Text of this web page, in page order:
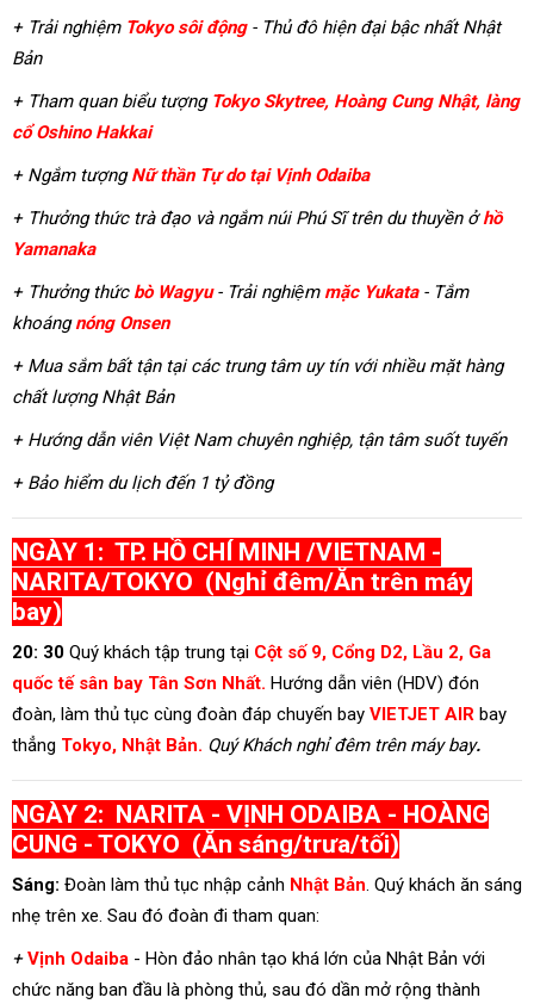
+ Trải nghiệm Tokyo sôi động - Thủ đô hiện đại bậc nhất Nhật
Bản
+ Tham quan biểu tượng Tokyo Skytree, Hoàng Cung Nhật, làng
cổ Oshino Hakkai
+ Ngắm tượngNữ thần Tự do tại Vịnh Odaiba
+ Thưởng thức trà đạo và ngắm núi Phú Sĩ trên du thuyền ởhồ
Yamanaka
+ Thưởng thức bò Wagyu - Trải nghiệm mặc Yukata - Tắm
khoángnóng Onsen
+ Mua sắm bất tận tại các trung tâm uy tín với nhiều mặt hàng
chất lượng Nhật Bản
+ Hướng dẫn viên Việt Nam chuyên nghiệp, tận tâm suốt tuyến
+ Bảo hiểm du lịch đến 1 tỷ đồng
NGÀY 1: TP. HỒ CHÍ MINH /VIETNAM -
NARITA/TOKYO (Nghỉ đêm/Ăn trên máy
bay)
20: 30 Quý khách tập trung tại Cột số 9, Cổng D2, Lầu 2, Ga
quốc tế sân bay Tân Sơn Nhất. Hướng dẫn viên (HDV) đón
đoàn, làm thủ tục cùng đoàn đáp chuyến bay VIETJET AIR bay
thẳng Tokyo, Nhật Bản. Quý Khách nghỉ đêm trên máy bay.
NGÀY 2: NARITA - VỊNH ODAIBA - HOÀNG
CUNG - TOKYO (Ăn sáng/trưa/tối)
Sáng: Đoàn làm thủ tục nhập cảnh Nhật Bản. Quý khách ăn sáng
nhẹ trên xe. Sau đó đoàn đi tham quan:
+Vịnh Odaiba - Hòn đảo nhân tạo khá lớn của Nhật Bản với
chức năng ban đầu là phòng thủ, sau đó dần mở rộng thành